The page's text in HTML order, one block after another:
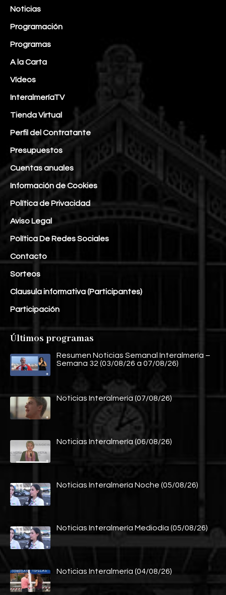
Noticias
Programación
Programas
A la Carta
Vídeos
InteralmeríaTV
Tienda Virtual
Perfil del Contratante
Presupuestos
Cuentas anuales
Información de Cookies
Política de Privacidad
Aviso Legal
Política De Redes Sociales
Contacto
Sorteos
Clausula informativa (Participantes)
Participación
Últimos programas
Resumen Noticias Semanal Interalmería –
Semana 32 (03/08/26 a 07/08/26)
Noticias Interalmería (07/08/26)
Noticias Interalmería (06/08/26)
Noticias Interalmería Noche (05/08/26)
Noticias Interalmería Mediodía (05/08/26)
Noticias Interalmería (04/08/26)